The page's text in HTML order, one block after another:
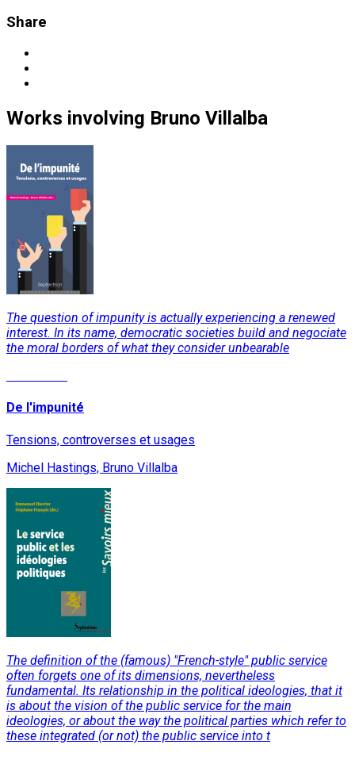
Share
Works involving Bruno Villalba
The question of impunity is actually experiencing a renewed
interest. In its name, democratic societies build and negociate
the moral borders of what they consider unbearable
De l'impunité
Tensions, controverses et usages
Michel Hastings, Bruno Villalba
The definition of the (famous) "French-style" public service
often forgets one of its dimensions, nevertheless
fundamental. Its relationship in the political ideologies, that it
is about the vision of the public service for the main
ideologies, or about the way the political parties which refer to
these integrated (or not) the public service into t